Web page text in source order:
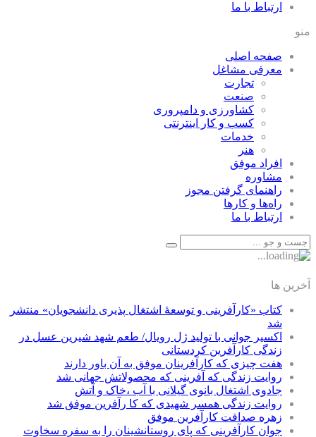
ارتباط با ما
منو
صفحه اصلی
معرفی مشاغل
تجارت
صنعت
كشاورزی و دامپروری
كسب و كار اينترنتی
خدمات
هنر
افراد موفق
مشاوره
راهنمای گرفتن مجوز
راه‌ها و كارها
ارتباط با ما
آخرین ها
کتاب «کارآفرینی و توسعۀ اشتغال پذیری دانشجویان» منتشر
شد
اکسیر جوانی با تولید ژل رویال/ طعم شهد شیرین عسل‌ در
زندگی کارآفرین کردستانی
هفت چیزی که کارآفرینان موفق به آن باور دارند
روایت زندگی که آفرینی که محصولاتش جهانی شد
جادوی اشتغال بانوی گیلانی با آب ،خاک و آتش
روایت زندگی همسر شهیدی که کا رآفرین موفق شد
زهره صداقت کارآفرین موفق
جوان کارآفرینی که پای روستانشینان را به سفره سخاوت